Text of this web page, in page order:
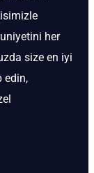
her
size en iyi
edin,